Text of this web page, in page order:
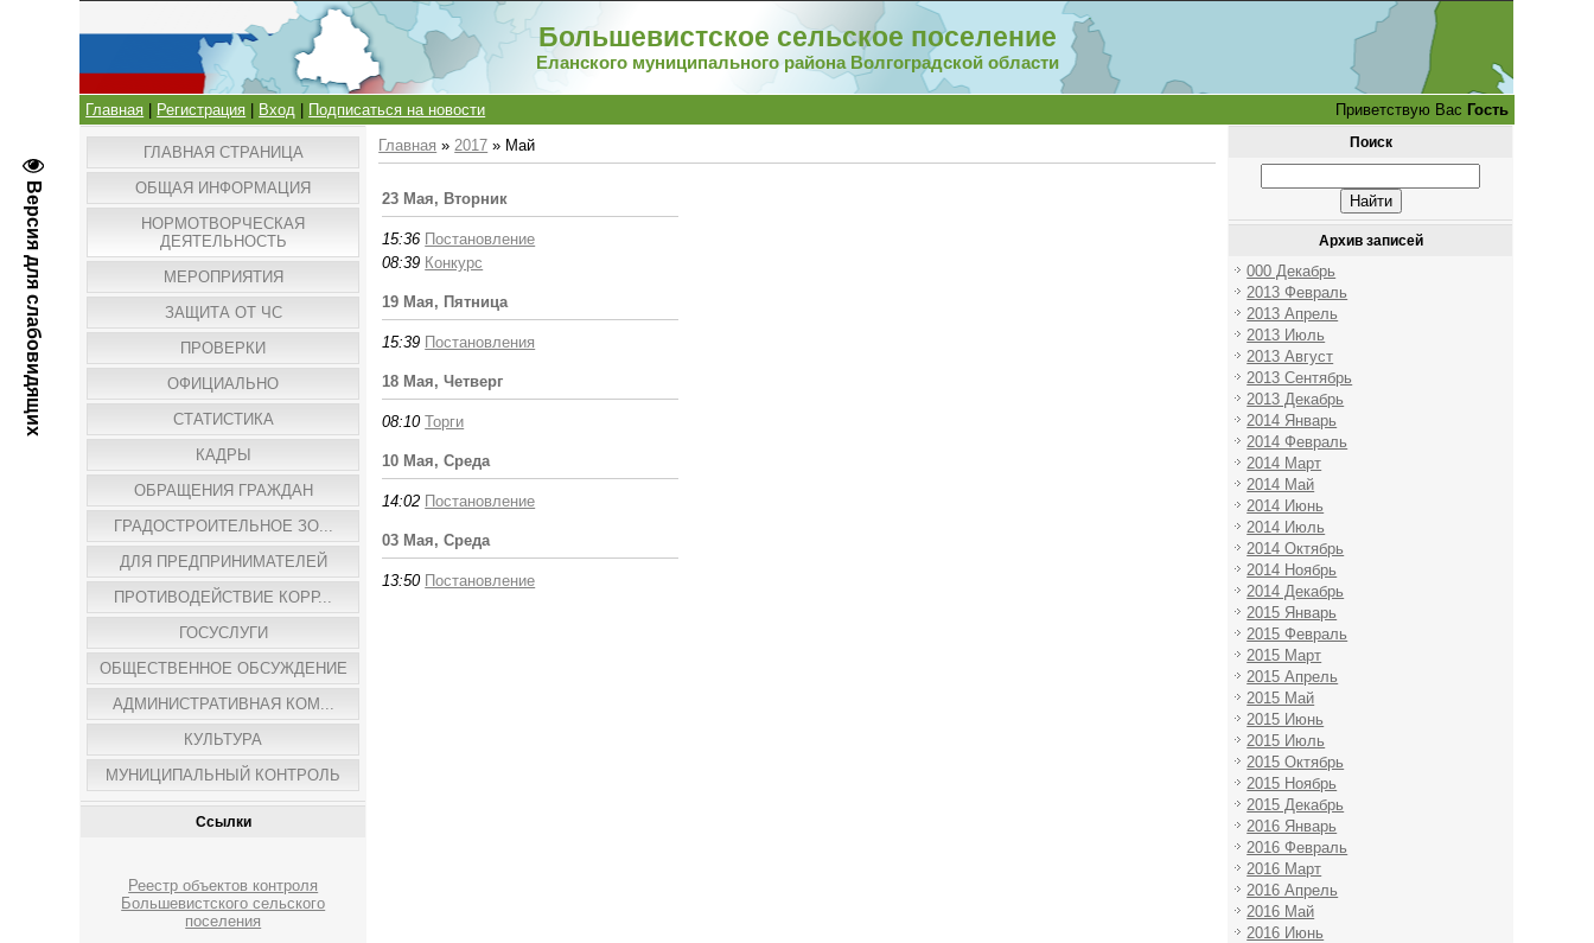
Версия для слабовидящих
Большевистское сельское поселение
Еланского муниципального района Волгоградской области
Главная Регистрация Вход Подписаться на новости Приветствую Вас Гость
ГЛАВНАЯ СТРАНИЦА
ОБЩАЯ ИНФОРМАЦИЯ
НОРМОТВОРЧЕСКАЯ
ДЕЯТЕЛЬНОСТЬ
МЕРОПРИЯТИЯ
ЗАЩИТА ОТ ЧС
ПРОВЕРКИ
ОФИЦИАЛЬНО
СТАТИСТИКА
КАДРЫ
ОБРАЩЕНИЯ ГРАЖДАН
ГРАДОСТРОИТЕЛЬНОЕ ЗО...
ДЛЯ ПРЕДПРИНИМАТЕЛЕЙ
ПРОТИВОДЕЙСТВИЕ КОРР...
ГОСУСЛУГИ
ОБЩЕСТВЕННОЕ ОБСУЖДЕНИЕ
АДМИНИСТРАТИВНАЯ КОМ...
КУЛЬТУРА
МУНИЦИПАЛЬНЫЙ КОНТРОЛЬ
Ссылки
Реестр объектов контроля
Большевистского сельского
поселения
Главная »2017 » Май
23 Мая, Вторник
15:36 Постановление
08:39 Конкурс
19 Мая, Пятница
15:39 Постановления
18 Мая, Четверг
08:10 Торги
10 Мая, Среда
14:02 Постановление
03 Мая, Среда
13:50 Постановление
Поиск
Архив записей
000 Декабрь
2013 Февраль
2013 Апрель
2013 Июль
2013 Август
2013 Сентябрь
2013 Декабрь
2014 Январь
2014 Февраль
2014 Март
2014 Май
2014 Июнь
2014 Июль
2014 Октябрь
2014 Ноябрь
2014 Декабрь
2015 Январь
2015 Февраль
2015 Март
2015 Апрель
2015 Май
2015 Июнь
2015 Июль
2015 Октябрь
2015 Ноябрь
2015 Декабрь
2016 Январь
2016 Февраль
2016 Март
2016 Апрель
2016 Май
2016 Июнь